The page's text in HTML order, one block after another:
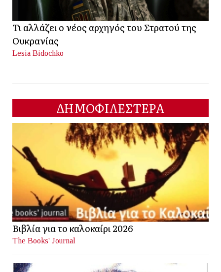
Τι αλλάζει ο νέος αρχηγός του Στρατού της
Ουκρανίας
Lesia Bidochko
ΔΗΜΟΦΙΛΕΣΤΕΡΑ
Βιβλία για το καλοκαίρι 2026
The Books' Journal